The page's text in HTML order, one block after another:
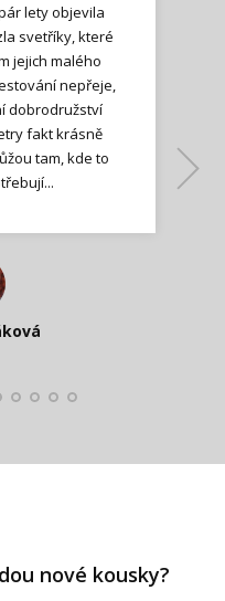
lety objevila
svetříky, které
jejich malého
nepřeje,
dobrodružství
fakt krásně
tam, kde to
nové kousky?